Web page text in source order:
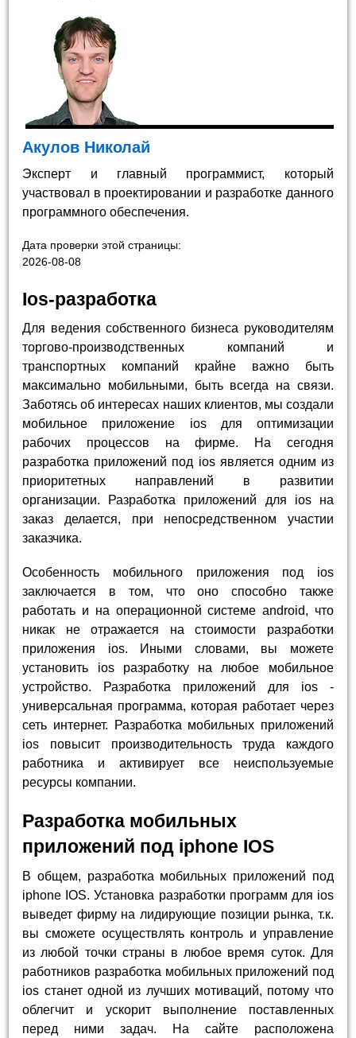
Акулов Николай
Эксперт и главный программист, который
участвовал в проектировании и разработке данного
программного обеспечения.
Дата проверки этой страницы:
2026-08-08
Ios-разработка
Для ведения собственного бизнеса руководителям
торгово-производственных компаний и
транспортных компаний крайне важно быть
максимально мобильными, быть всегда на связи.
Заботясь об интересах наших клиентов, мы создали
мобильное приложение ios для оптимизации
рабочих процессов на фирме. На сегодня
разработка приложений под ios является одним из
приоритетных направлений в развитии
организации. Разработка приложений для ios на
заказ делается, при непосредственном участии
заказчика.
Особенность мобильного приложения под ios
заключается в том, что оно способно также
работать и на операционной системе android, что
никак не отражается на стоимости разработки
приложения ios. Иными словами, вы можете
установить ios разработку на любое мобильное
устройство. Разработка приложений для ios -
универсальная программа, которая работает через
сеть интернет. Разработка мобильных приложений
ios повысит производительность труда каждого
работника и активирует все неиспользуемые
ресурсы компании.
Разработка мобильных
приложений под iphone IOS
В общем, разработка мобильных приложений под
iphone IOS. Установка разработки программ для ios
выведет фирму на лидирующие позиции рынка, т.к.
вы сможете осуществлять контроль и управление
из любой точки страны в любое время суток. Для
работников разработка мобильных приложений под
ios станет одной из лучших мотиваций, потому что
облегчит и ускорит выполнение поставленных
перед ними задач. На сайте расположена